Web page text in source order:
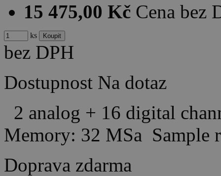
15 475,00 Kč Cena bez
ks
bez DPH
Dostupnost Na dotaz
2 analog + 16 digital
Memory: 32 MSa Sample
Doprava zdarma